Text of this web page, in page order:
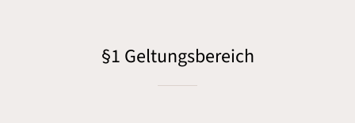
§1 Geltungsbereich